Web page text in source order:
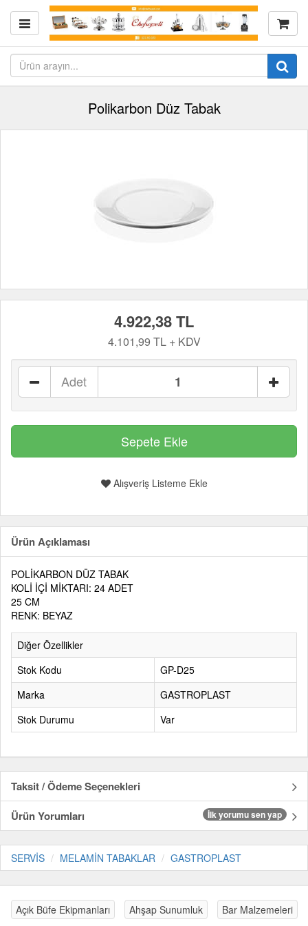
Polikarbon Düz Tabak
4.922,38 TL
4.101,99 TL + KDV
Adet
Alışveriş Listeme Ekle
Ürün Açıklaması
POLİKARBON DÜZ TABAK
KOLİ İÇİ MİKTARI: 24 ADET
25 CM
RENK: BEYAZ
Diğer Özellikler
Stok Kodu
GP-D25
Marka
GASTROPLAST
Stok Durumu
Var
Taksit / Ödeme Seçenekleri
Ürün Yorumları
İlk yorumu sen yap
SERVİS MELAMİN TABAKLAR GASTROPLAST
Açık Büfe Ekipmanları Ahşap Sunumluk Bar Malzemeleri